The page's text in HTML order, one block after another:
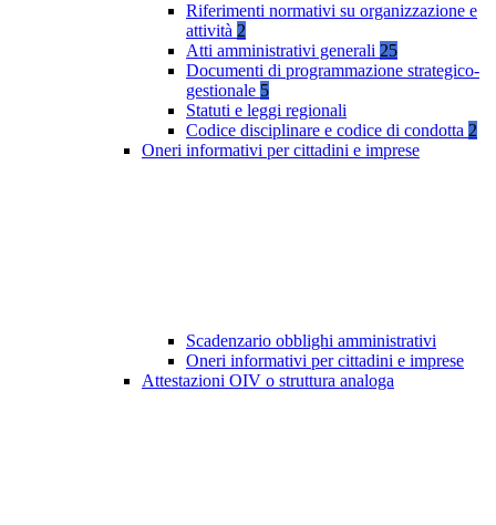
Riferimenti normativi su organizzazione e
attività 2
Atti amministrativi generali 25
Documenti di programmazione strategico-
gestionale 5
Statuti e leggi regionali
Codice disciplinare e codice di condotta 2
Oneri informativi per cittadini e imprese
Scadenzario obblighi amministrativi
Oneri informativi per cittadini e imprese
Attestazioni OIV o struttura analoga